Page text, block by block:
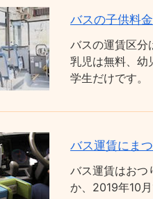
バスの子供料
バスの運賃区分
乳児は無料、幼
学生だけです。
バス運賃にま
バス運賃はおつ
か、2019年10